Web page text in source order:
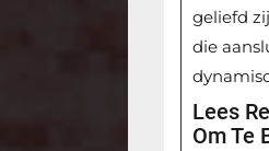
geliefd
die
Lees
Om Te